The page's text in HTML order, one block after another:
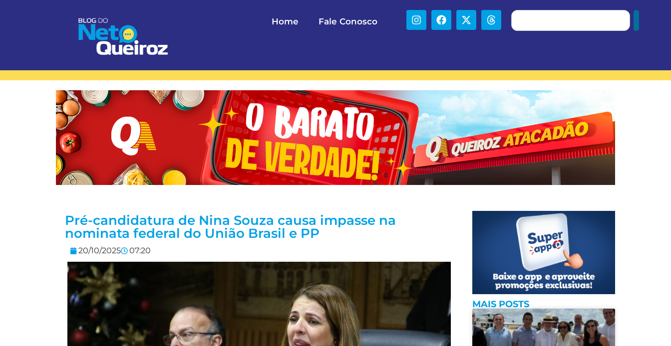
Home Fale Conosco
Pré-candidatura de Nina Souza causa impasse na
nominata federal do União Brasil e PP
20/10/2025 07:20
MAIS POSTS